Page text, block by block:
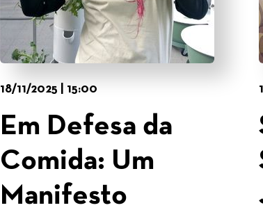
18/11/2025 | 15:00
Em Defesa da
Comida: Um
Manifesto